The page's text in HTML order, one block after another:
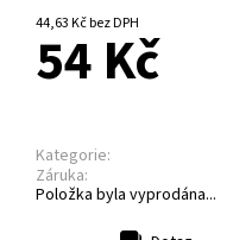
44,63 Kč bez DPH
54 Kč
Kategorie:
Záruka:
Položka byla vyprodána...